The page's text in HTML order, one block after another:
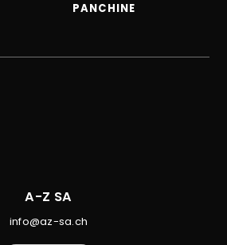
PANCHINE
A-Z SA
info@az-sa.ch